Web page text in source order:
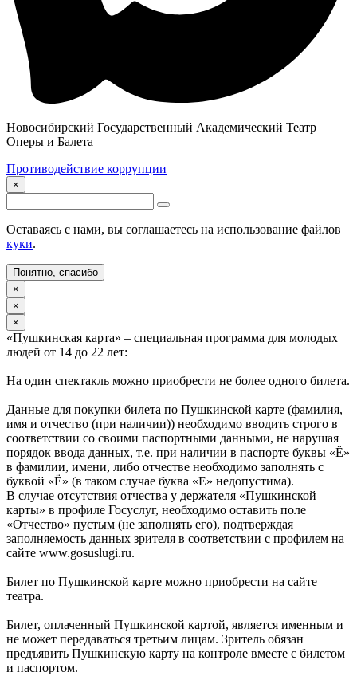
Новосибирский Государственный Академический Театр
Оперы и Балета
Противодействие коррупции
×
Оставаясь с нами, вы соглашаетесь на использование файлов
куки.
Понятно, спасибо
×
×
×
«Пушкинская карта» – специальная программа для молодых
людей от 14 до 22 лет:
На один спектакль можно приобрести не более одного билета.
Данные для покупки билета по Пушкинской карте (фамилия,
имя и отчество (при наличии)) необходимо вводить строго в
соответствии со своими паспортными данными, не нарушая
порядок ввода данных, т.е. при наличии в паспорте буквы «Ё»
в фамилии, имени, либо отчестве необходимо заполнять с
буквой «Ё» (в таком случае буква «Е» недопустима).
В случае отсутствия отчества у держателя «Пушкинской
карты» в профиле Госуслуг, необходимо оставить поле
«Отчество» пустым (не заполнять его), подтверждая
заполняемость данных зрителя в соответствии с профилем на
сайте www.gosuslugi.ru.
Билет по Пушкинской карте можно приобрести на сайте
театра.
Билет, оплаченный Пушкинской картой, является именным и
не может передаваться третьим лицам. Зритель обязан
предъявить Пушкинскую карту на контроле вместе с билетом
и паспортом.